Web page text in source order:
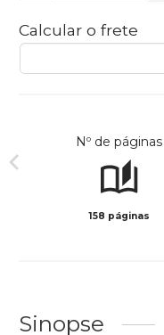
Calcular o frete
Nº de páginas
158 páginas
Sinopse